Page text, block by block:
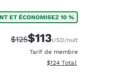
ET ÉCONOMISEZ 10 %
Tarif barré :
$125Tarif réduit :
$113USD/nuit
Tarif de membre
Afficher les détails totaux
$124 Total